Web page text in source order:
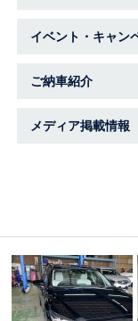
イベント・キャン
ご納車紹介
メディア掲載情報